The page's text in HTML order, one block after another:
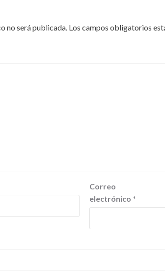
no será publicada. Los campos obligatorios
Correo
electrónico *